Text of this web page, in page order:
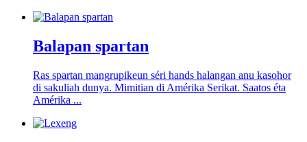
Balapan spartan
Ras spartan mangrupikeun séri hands halangan anu kasohor
di sakuliah dunya. Mimitian di Amérika Serikat. Saatos éta
Amérika ...